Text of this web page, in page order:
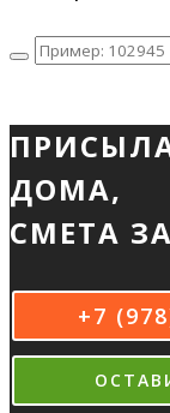
ДОМА,
СМЕТА
+7